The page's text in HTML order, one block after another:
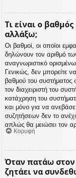
Τι είναι ο
αλλάξω;
Οι βαθμοί, οι οποίοι
δηλώνουν τον αριθμό
αναγνωριστικό
Γενικώς, δεν μπορείτε
βαθμού του συστήματος
τον διαχειριστή του
κατάχρηση του
και μόνο για να
συζητήσεων δεν το
απλώς θα μειώσει τον
Κορυφή
Όταν πατάω στον
ζητάει να